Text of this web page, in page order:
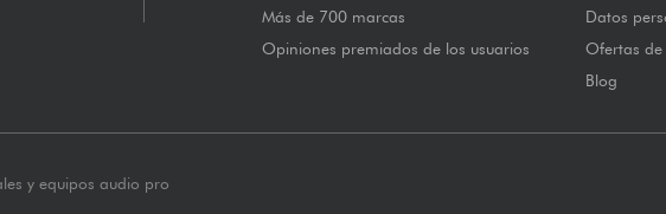
Más de 700 marcas
Opiniones premiados de los usuarios
Datos
Ofertas
Blog
y equipos audio pro